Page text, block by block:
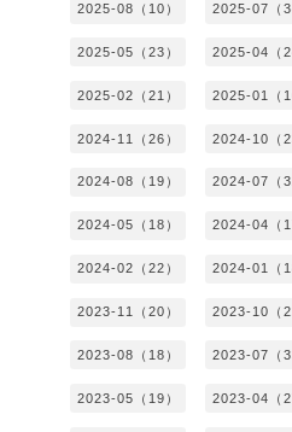
2025-08（10） 2025-07（
2025-05（23） 2025-04（
2025-02（21） 2025-01（
2024-11（26） 2024-10（
2024-08（19） 2024-07（
2024-05（18） 2024-04（
2024-02（22） 2024-01（
2023-11（20） 2023-10（
2023-08（18） 2023-07（
2023-05（19） 2023-04（